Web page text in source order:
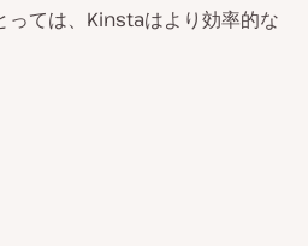
っては、Kinstaはより効率的な